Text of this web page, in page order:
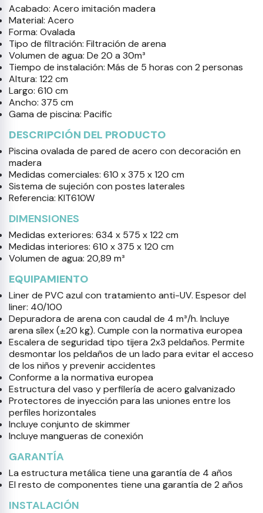
Acabado: Acero imitación madera
Material: Acero
Forma: Ovalada
Tipo de filtración: Filtración de arena
Volumen de agua: De 20 a 30m³
Tiempo de instalación: Más de 5 horas con 2 personas
Altura: 122 cm
Largo: 610 cm
Ancho: 375 cm
Gama de piscina: Pacific
DESCRIPCIÓN DEL PRODUCTO
Piscina ovalada de pared de acero con decoración en
madera
Medidas comerciales: 610 x 375 x 120 cm
Sistema de sujeción con postes laterales
Referencia: KIT610W
DIMENSIONES
Medidas exteriores: 634 x 575 x 122 cm
Medidas interiores: 610 x 375 x 120 cm
Volumen de agua: 20,89 m³
EQUIPAMIENTO
Liner de PVC azul con tratamiento anti-UV. Espesor del
liner: 40/100
Depuradora de arena con caudal de 4 m³/h. Incluye
arena sílex (±20 kg). Cumple con la normativa europea
Escalera de seguridad tipo tijera 2x3 peldaños. Permite
desmontar los peldaños de un lado para evitar el acceso
de los niños y prevenir accidentes
Conforme a la normativa europea
Estructura del vaso y perfilería de acero galvanizado
Protectores de inyección para las uniones entre los
perfiles horizontales
Incluye conjunto de skimmer
Incluye mangueras de conexión
GARANTÍA
La estructura metálica tiene una garantía de 4 años
El resto de componentes tiene una garantía de 2 años
INSTALACIÓN